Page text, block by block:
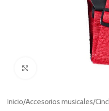
Inicio/Accesorios musicales/